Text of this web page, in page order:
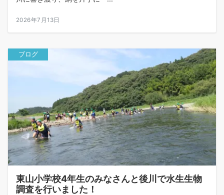
2026年7月13日
ブログ
東山小学校4年生のみなさんと後川で水生生物
調査を行いました！